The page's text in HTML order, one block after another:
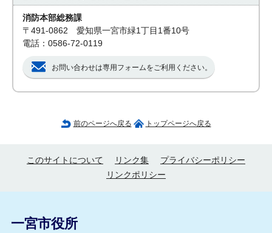
消防本部総務課
〒491-0862 愛知県一宮市緑1丁目1番10号
電話：0586-72-0119
お問い合わせは専用フォームをご利用ください。
前のページへ戻る トップページへ戻る
このサイトについて リンク集
プライバシーポリシー
リンクポリシー
一宮市役所